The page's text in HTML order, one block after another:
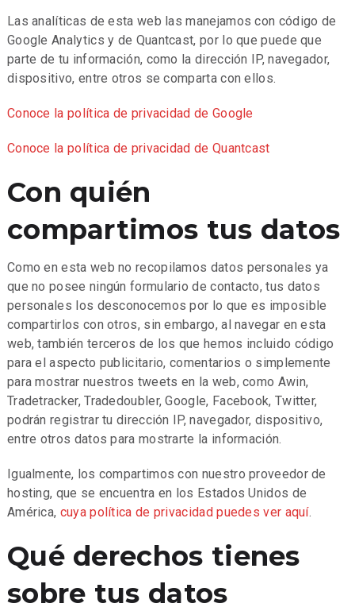
Las analíticas de esta web las manejamos con código de
Google Analytics y de Quantcast, por lo que puede que
parte de tu información, como la dirección IP, navegador,
dispositivo, entre otros se comparta con ellos.
Conoce la política de privacidad de Google
Conoce la política de privacidad de Quantcast
Con quién
compartimos tus datos
Como en esta web no recopilamos datos personales ya
que no posee ningún formulario de contacto, tus datos
personales los desconocemos por lo que es imposible
compartirlos con otros, sin embargo, al navegar en esta
web, también terceros de los que hemos incluido código
para el aspecto publicitario, comentarios o simplemente
para mostrar nuestros tweets en la web, como Awin,
Tradetracker, Tradedoubler, Google, Facebook, Twitter,
podrán registrar tu dirección IP, navegador, dispositivo,
entre otros datos para mostrarte la información.
Igualmente, los compartimos con nuestro proveedor de
hosting, que se encuentra en los Estados Unidos de
América, cuya política de privacidad puedes ver aquí.
Qué derechos tienes
sobre tus datos